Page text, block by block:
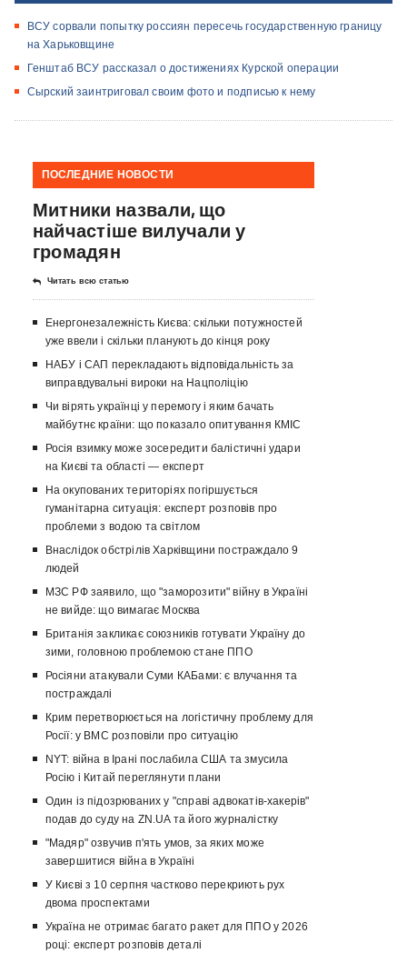
ВСУ сорвали попытку россиян пересечь государственную границу
на Харьковщине
Генштаб ВСУ рассказал о достижениях Курской операции
Сырский заинтриговал своим фото и подписью к нему
ПОСЛЕДНИЕ НОВОСТИ
Митники назвали, що
найчастіше вилучали у
громадян
Читать всю статью
Енергонезалежність Києва: скільки потужностей
уже ввели і скільки планують до кінця року
НАБУ і САП перекладають відповідальність за
виправдувальні вироки на Нацполіцію
Чи вірять українці у перемогу і яким бачать
майбутнє країни: що показало опитування КМІС
Росія взимку може зосередити балістичні удари
на Києві та області — експерт
На окупованих територіях погіршується
гуманітарна ситуація: експерт розповів про
проблеми з водою та світлом
Внаслідок обстрілів Харківщини постраждало 9
людей
МЗС РФ заявило, що "заморозити" війну в Україні
не вийде: що вимагає Москва
Британія закликає союзників готувати Україну до
зими, головною проблемою стане ППО
Росіяни атакували Суми КАБами: є влучання та
постраждалі
Крим перетворюється на логістичну проблему для
Росії: у ВМС розповіли про ситуацію
NYT: війна в Ірані послабила США та змусила
Росію і Китай переглянути плани
Один із підозрюваних у "справі адвокатів-хакерів"
подав до суду на ZN.UA та його журналістку
"Мадяр" озвучив п'ять умов, за яких може
завершитися війна в Україні
У Києві з 10 серпня частково перекриють рух
двома проспектами
Україна не отримає багато ракет для ППО у 2026
році: експерт розповів деталі